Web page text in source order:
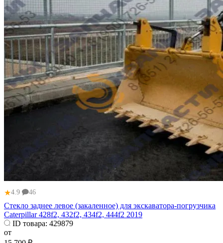
★4.9 46
Стекло заднее левое (закаленное) для экскаватора-погрузчика
Caterpillar 428f2, 432f2, 434f2, 444f2 2019
ID товара: 429879
от